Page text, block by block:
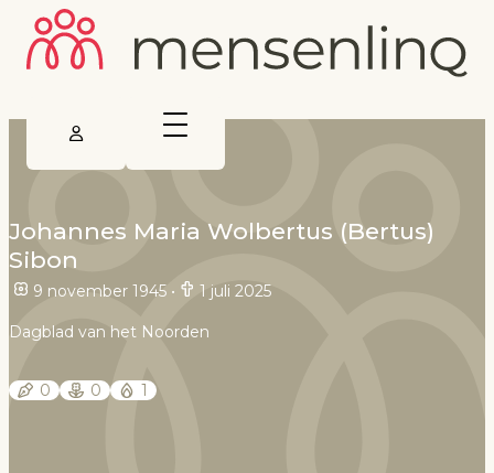
Johannes Maria Wolbertus (Bertus)
Sibon
9 november 1945 • 1 juli 2025
Dagblad van het Noorden
0 0 1